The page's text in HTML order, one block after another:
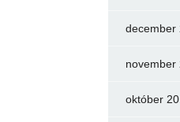
december
november
október